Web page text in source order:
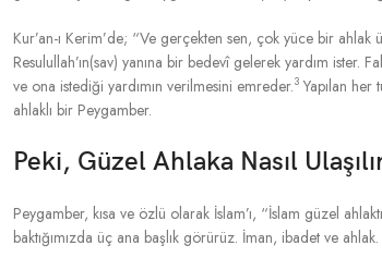
Kur’an-ı Kerim’de; “Ve gerçekten sen, çok yüce bir ahlak
Resulullah’ın(sav) yanına bir bedevî gelerek yardım ister.
ve ona istediği yardımın verilmesini emreder.3 Yapılan
ahlaklı bir Peygamber.
Peki, Güzel Ahlaka Nasıl
Peygamber, kısa ve özlü olarak İslam’ı, “İslam güzel
baktığımızda üç ana başlık görürüz. İman, ibadet ve